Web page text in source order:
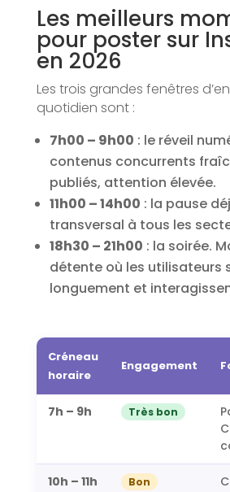
Les meilleurs
pour poster sur
en 2026
Les trois grandes fenêtres
quotidien sont :
7h00 – 9h00 : le réveil
contenus concurrents
publiés, attention élevée.
11h00 – 14h00 : la pause
transversal à tous les
18h30 – 21h00 : la soirée.
détente où les utilisateurs
longuement et
Créneau
horaire
Engagement
7h – 9h Très bon
10h – 11h Bon